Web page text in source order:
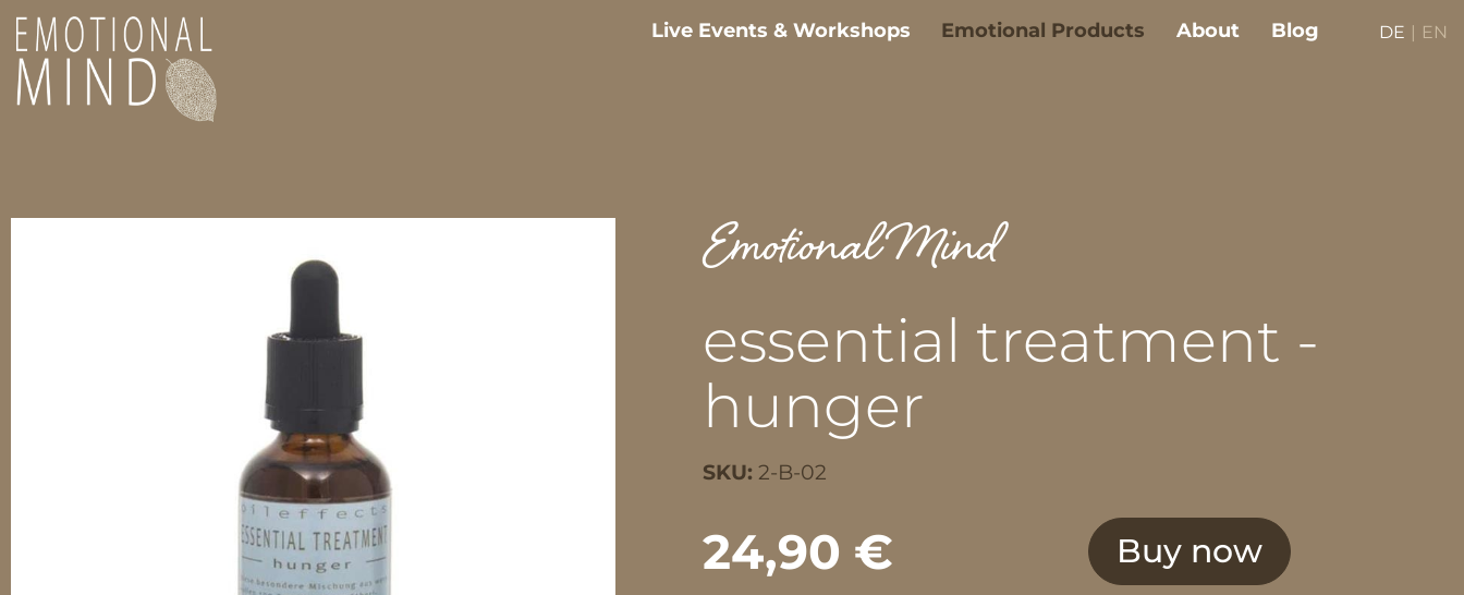
Live Events & Workshops Emotional Products About Blog DE | EN
Emotional Mind
essential treatment -
hunger
SKU: 2-B-02
24,90 € Buy now